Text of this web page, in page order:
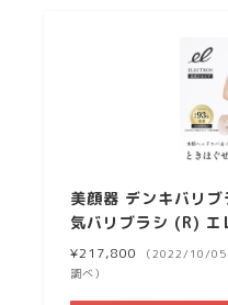
美顔器 デンキバリ
気バリブラシ (R) エ
¥217,800
（2022/10/05
調べ）